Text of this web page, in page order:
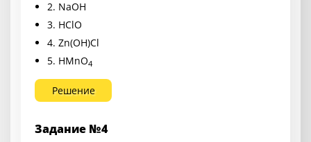
2. NaOH
3. HClO
4. Zn(OH)Cl
5. HMnO4
Решение
Задание №4